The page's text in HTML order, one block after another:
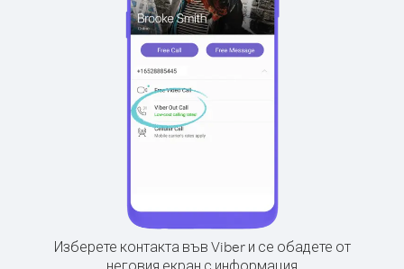
Изберете контакта във Viber и се обадете от
неговия екран с информация